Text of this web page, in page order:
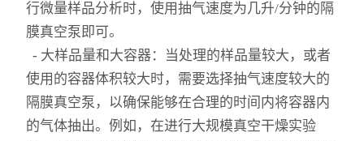
蠕动泵
振荡器
行微量样品分析时，使用抽气速度为几升/分钟的隔
膜真空泵即可。
- 大样品量和大容器：当处理的样品量较大，或者
使用的容器体积较大时，需要选择抽气速度较大的
隔膜真空泵，以确保能够在合理的时间内将容器内
的气体抽出。例如，在进行大规模真空干燥实验